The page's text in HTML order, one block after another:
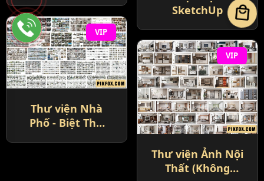
SketchUp
VIP
Thư viện Nhà
Phố - Biệt Thự
VIP
Thư viện Ảnh Nội
Thất (Không
local_mall